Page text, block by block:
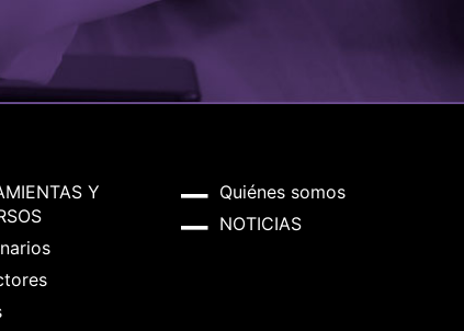
Y
Quiénes somos
NOTICIAS